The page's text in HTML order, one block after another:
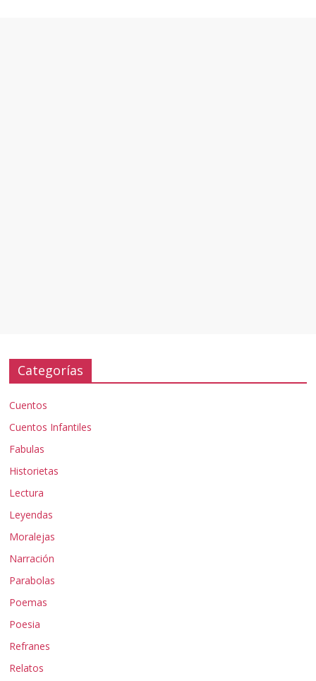
Categorías
Cuentos
Cuentos Infantiles
Fabulas
Historietas
Lectura
Leyendas
Moralejas
Narración
Parabolas
Poemas
Poesia
Refranes
Relatos